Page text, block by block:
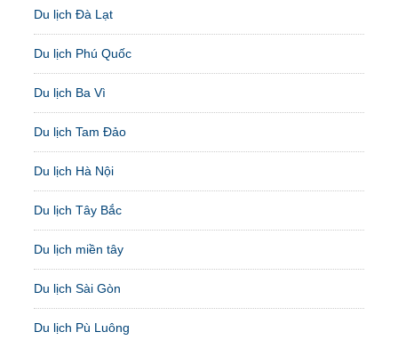
Du lịch Đà Lạt
Du lịch Phú Quốc
Du lịch Ba Vì
Du lịch Tam Đảo
Du lịch Hà Nội
Du lịch Tây Bắc
Du lịch miền tây
Du lịch Sài Gòn
Du lịch Pù Luông